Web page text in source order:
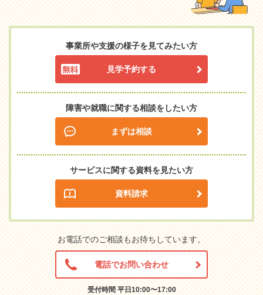
事業所や支援の様子を見てみたい方
見学予約する
障害や就職に関する相談をしたい方
まずは相談
サービスに関する資料を見たい方
資料請求
お電話でのご相談もお待ちしています。
電話でお問い合わせ
受付時間 平日10:00〜17:00